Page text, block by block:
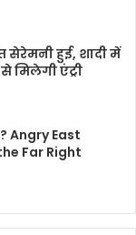
सेरेमनी हुई, शादी में
मिलेगी एंट्री
Angry East
Far Right